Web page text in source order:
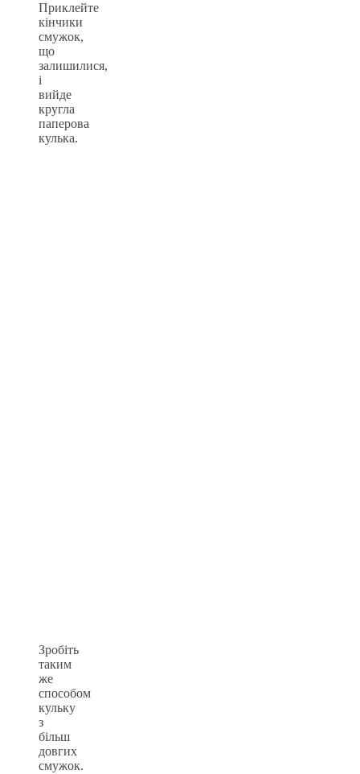
Приклейте
кінчики
смужок,
що
залишилися,
і
вийде
кругла
паперова
кулька.
Зробіть
таким
же
способом
кульку
з
більш
довгих
смужок.